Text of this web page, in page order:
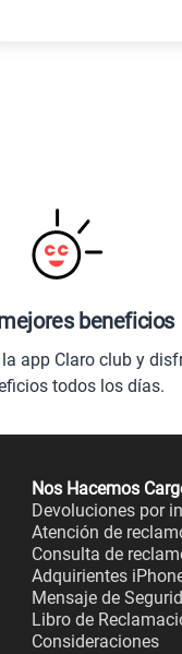
beneficios
app Claro club y
todos los días.
Nos Hacemos
Devoluciones por
Atención de
Consulta de
Adquirientes
Mensaje de
Libro de
Consideraciones